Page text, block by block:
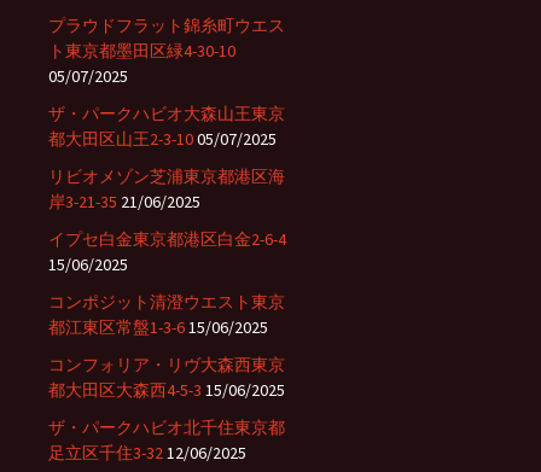
:プラウドフラット錦糸町ウエス
ト東京都墨田区緑4-30-10
05/07/2025
ザ・パークハビオ大森山王東京
都大田区山王2-3-1005/07/2025
リビオメゾン芝浦東京都港区海
岸3-21-35 21/06/2025
イプセ白金東京都港区白金2-6-4
15/06/2025
コンポジット清澄ウエスト東京
都江東区常盤1-3-615/06/2025
コンフォリア・リヴ大森西東京
都大田区大森西4-5-3 15/06/2025
ザ・パークハビオ北千住東京都
足立区千住3-3212/06/2025